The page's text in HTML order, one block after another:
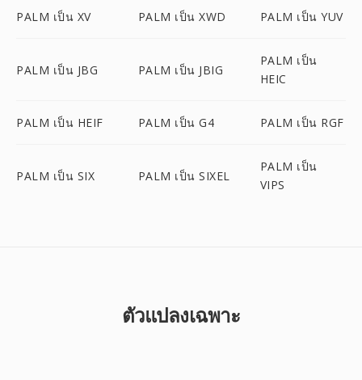
PALM เป็น XV PALM เป็น XWD PALM เป็น YUV
PALM เป็น JBG PALM เป็น JBIG
PALM เป็น
HEIC
PALM เป็น HEIF PALM เป็น G4 PALM เป็น RGF
PALM เป็น SIX PALM เป็น SIXEL
PALM เป็น
VIPS
ตัวแปลงเฉพาะ